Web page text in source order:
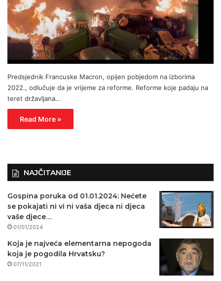
Predsjednik Francuske Macron, opijen pobjedom na izborima
2022., odlučuje da je vrijeme za reforme. Reforme koje padaju na
teret državljana…
Read More »
NAJČITANIJE
Gospina poruka od 01.01.2024: Nećete
se pokajati ni vi ni vaša djeca ni djeca
vaše djece…
01/01/2024
Koja je najveća elementarna nepogoda
koja je pogodila Hrvatsku?
07/11/2021